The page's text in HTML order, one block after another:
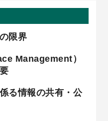
限界
Management）
る情報の共有・公